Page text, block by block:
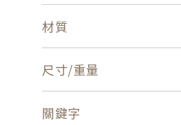
材質
尺寸/重量
關鍵字